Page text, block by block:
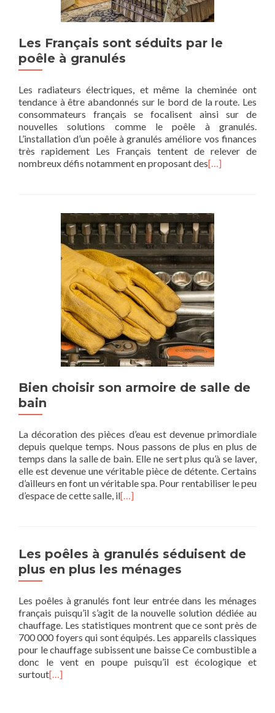
Les Français sont séduits par le
poêle à granulés
Les radiateurs électriques, et même la cheminée ont
tendance à être abandonnés sur le bord de la route. Les
consommateurs français se focalisent ainsi sur de
nouvelles solutions comme le poêle à granulés.
L’installation d’un poêle à granulés améliore vos finances
très rapidement Les Français tentent de relever de
nombreux défis notamment en proposant des[…]
Bien choisir son armoire de salle de
bain
La décoration des pièces d’eau est devenue primordiale
depuis quelque temps. Nous passons de plus en plus de
temps dans la salle de bain. Elle ne sert plus qu’à se laver,
elle est devenue une véritable pièce de détente. Certains
d’ailleurs en font un véritable spa. Pour rentabiliser le peu
d’espace de cette salle, il[…]
Les poêles à granulés séduisent de
plus en plus les ménages
Les poêles à granulés font leur entrée dans les ménages
français puisqu’il s’agit de la nouvelle solution dédiée au
chauffage. Les statistiques montrent que ce sont près de
700 000 foyers qui sont équipés. Les appareils classiques
pour le chauffage subissent une baisse Ce combustible a
donc le vent en poupe puisqu’il est écologique et
surtout[…]